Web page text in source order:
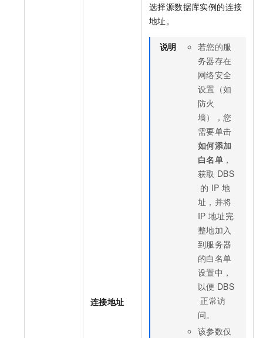
连接地址
选择源数据库实例的连接
地址。
说明
若您的服
务器存在
网络安全
设置（如
防火
墙），您
需要单击
如何添加
白名单 ，
获取 DBS
的 IP 地
址，并将
IP 地址完
整地加入
到服务器
的白名单
设置中，
以便 DBS
正常访
问。
该参数仅